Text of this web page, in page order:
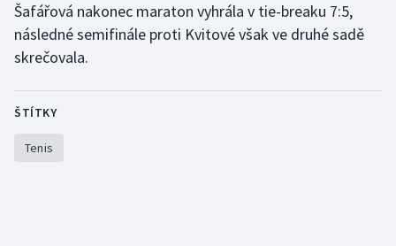
Short track
Sportovní střelba
Stolní tenis
Triatlon
Šafářová nakonec maraton vyhrála v tie-breaku 7:5,
následné semifinále proti Kvitové však ve druhé sadě
skrečovala.
ŠTÍTKY
Tenis